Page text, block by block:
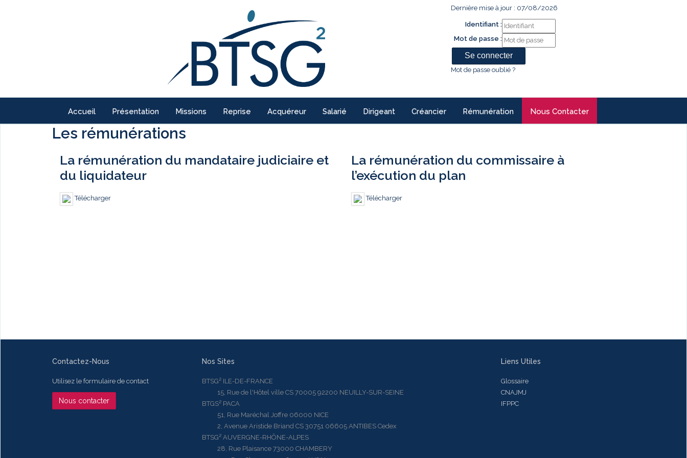
Dernière mise à jour : 07/08/2026
Identifiant :
Mot de passe :
Mot de passe oublié ?
Accueil Présentation Missions Reprise Acquéreur Salarié Dirigeant Créancier Rémunération Nous Contacter
Les rémunérations
La rémunération du mandataire judiciaire et
du liquidateur
Télécharger
La rémunération du commissaire à
l’exécution du plan
Télécharger
Contactez-Nous
Utilisez le formulaire de contact
Nous contacter
Nos Sites
BTSG² ILE-DE-FRANCE
15, Rue de l'Hôtel ville CS 70005 92200 NEUILLY-SUR-SEINE
BTGS² PACA
51, Rue Maréchal Joffre 06000 NICE
2, Avenue Aristide Briand CS 30751 06605 ANTIBES Cedex
BTSG² AUVERGNE-RHÔNE-ALPES
28, Rue Plaisance 73000 CHAMBERY
Liens Utiles
Glossaire
CNAJMJ
IFPPC